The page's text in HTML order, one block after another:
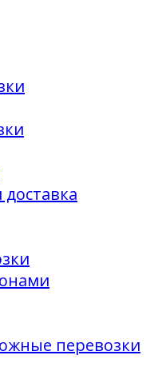
перевозки